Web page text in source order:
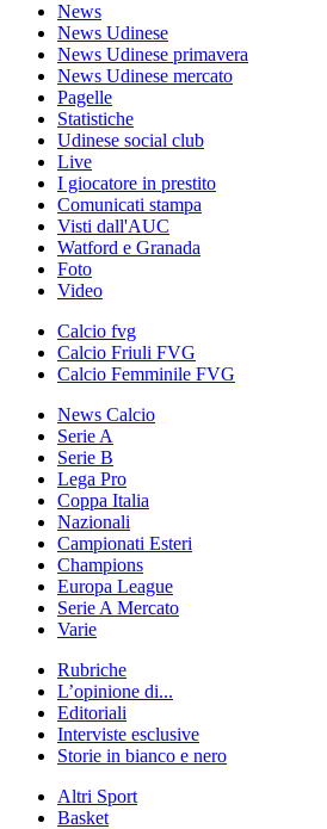
News
News Udinese
News Udinese primavera
News Udinese mercato
Pagelle
Statistiche
Udinese social club
Live
I giocatore in prestito
Comunicati stampa
Visti dall'AUC
Watford e Granada
Foto
Video
Calcio fvg
Calcio Friuli FVG
Calcio Femminile FVG
News Calcio
Serie A
Serie B
Lega Pro
Coppa Italia
Nazionali
Campionati Esteri
Champions
Europa League
Serie A Mercato
Varie
Rubriche
L’opinione di...
Editoriali
Interviste esclusive
Storie in bianco e nero
Altri Sport
Basket